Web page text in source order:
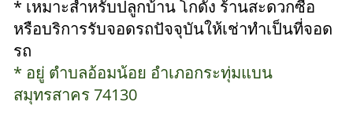
* เหมาะสำหรับปลูกบ้าน โกดัง ร้านสะดวกซื้อ
หรือบริการรับจอดรถปัจจุบันให้เช่าทำเป็นที่จอด
รถ
* อยู่ ตำบลอ้อมน้อย อำเภอกระทุ่มแบน
สมุทรสาคร 74130